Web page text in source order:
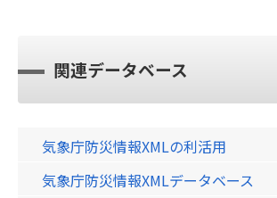
関連データベース
気象庁防災情報XMLの利活用
気象庁防災情報XMLデータベース